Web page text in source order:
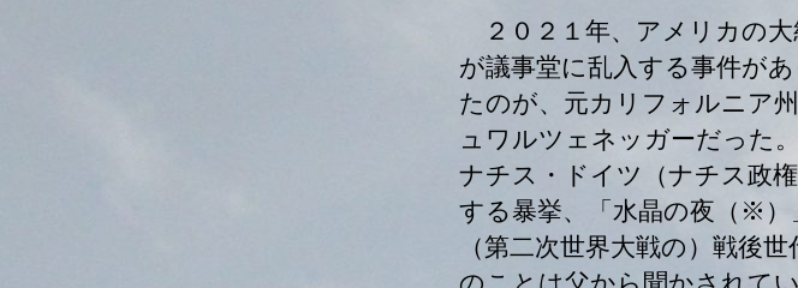
２０２１年、アメリカの大
が議事堂に乱入する事件が
たのが、元カリフォルニア
ュワルツェネッガーだった
ナチス・ドイツ（ナチス政
する暴挙、「水晶の夜（※
（第二次世界大戦の）戦後
のことは父から聞かされて